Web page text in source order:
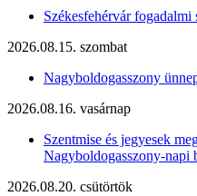
Székesfehérvár fogadalmi
2026.08.15. szombat
Nagyboldogasszony
2026.08.16. vasárnap
Szentmise és jegyesek
Nagyboldogasszony-napi
2026.08.20. csütörtök